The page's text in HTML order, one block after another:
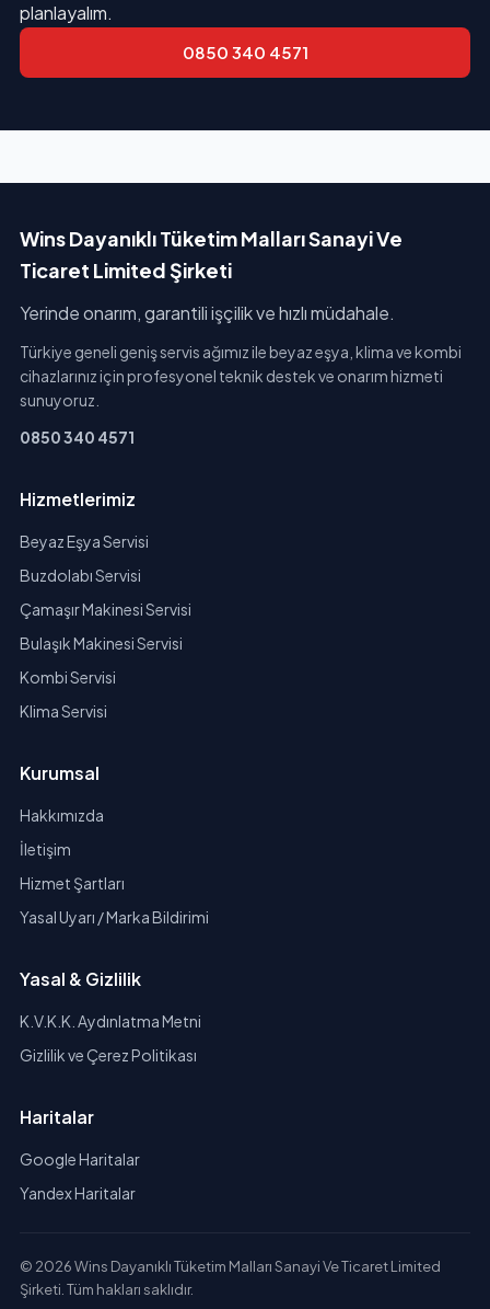
planlayalım.
0850 340 4571
Wins Dayanıklı Tüketim Malları Sanayi Ve
Ticaret Limited Şirketi
Yerinde onarım, garantili işçilik ve hızlı müdahale.
Türkiye geneli geniş servis ağımız ile beyaz eşya, klima ve kombi
cihazlarınız için profesyonel teknik destek ve onarım hizmeti
sunuyoruz.
0850 340 4571
Hizmetlerimiz
Beyaz Eşya Servisi
Buzdolabı Servisi
Çamaşır Makinesi Servisi
Bulaşık Makinesi Servisi
Kombi Servisi
Klima Servisi
Kurumsal
Hakkımızda
İletişim
Hizmet Şartları
Yasal Uyarı / Marka Bildirimi
Yasal & Gizlilik
K.V.K.K. Aydınlatma Metni
Gizlilik ve Çerez Politikası
Haritalar
Google Haritalar
Yandex Haritalar
© 2026 Wins Dayanıklı Tüketim Malları Sanayi Ve Ticaret Limited
Şirketi. Tüm hakları saklıdır.